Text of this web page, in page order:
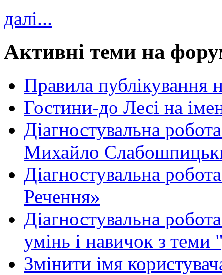
далі...
Активні теми на
Правила публікування
Гостини-до Лесі на
Діагностувальна
Михайло
Діагностувальна
Речення»
Діагностувальна
умінь і навичок з теми
Змінити імя